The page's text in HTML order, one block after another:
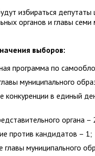
избираться депутаты
органов и главы семи
выборов:
программа по
муниципального
конкуренции в единый
органа –
против кандидатов – 1;
главы муниципального